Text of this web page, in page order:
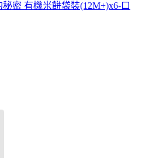
密 有機米餅袋裝(12M+)x6-口